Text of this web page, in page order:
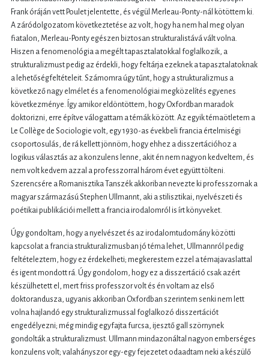
Frank óráján vett Poulet jelentette, és végül Merleau-Ponty-nál kötöttem ki.
A záródolgozatom következtetése az volt, hogy ha nem hal meg olyan
fiatalon, Merleau-Ponty egészen biztosan strukturalistává vált volna.
Hiszen a fenomenológia a megélt tapasztalatokkal foglalkozik, a
strukturalizmust pedig az érdekli, hogy feltárja ezeknek a tapasztalatoknak
a lehetőségfeltételeit. Számomra úgy tűnt, hogy a strukturalizmus a
következő nagy elmélet és a fenomenológiai megközelítés egyenes
következménye. Így amikor eldöntöttem, hogy Oxfordban maradok
doktorizni, erre építve válogattam a témák között. Az egyik témaötletem a
Le Collège de Sociologie volt, egy 1930-as évekbeli francia értelmiségi
csoportosulás, de rá kellett jönnöm, hogy ehhez a disszertációhoz a
logikus választás az a konzulens lenne, akit én nem nagyon kedveltem, és
nem volt kedvem azzal a professzorral három évet együtt tölteni.
Szerencsére a Romanisztika Tanszék akkoriban nevezte ki professzornak a
magyar származású Stephen Ullmannt, aki a stilisztikai, nyelvészeti és
poétikai publikációi mellett a francia irodalomról is írt könyveket.
Úgy gondoltam, hogy a nyelvészet és az irodalomtudomány közötti
kapcsolat a francia strukturalizmusban jó téma lehet, Ullmannról pedig
feltételeztem, hogy ez érdekelheti; megkerestem ezzel a témajavaslattal
és igent mondott rá. Úgy gondolom, hogy ez a disszertáció csak azért
készülhetett el, mert friss professzor volt és én voltam az első
doktorandusza, ugyanis akkoriban Oxfordban szerintem senki nem lett
volna hajlandó egy strukturalizmussal foglalkozó disszertációt
engedélyezni; még mindig egyfajta furcsa, ijesztő gall szörnynek
gondolták a strukturalizmust. Ullmann mindazonáltal nagyon emberséges
konzulens volt; valahányszor egy-egy fejezetet odaadtam neki a készülő